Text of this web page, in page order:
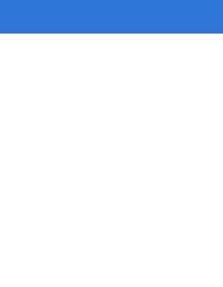
Технология